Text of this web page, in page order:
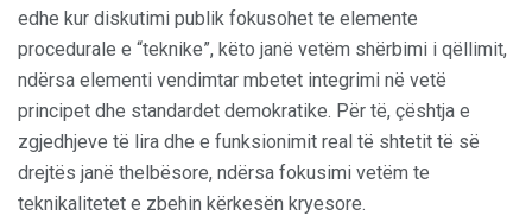
edhe kur diskutimi publik fokusohet te elemente
procedurale e “teknike”, këto janë vetëm shërbimi i qëllimit,
ndërsa elementi vendimtar mbetet integrimi në vetë
principet dhe standardet demokratike. Për të, çështja e
zgjedhjeve të lira dhe e funksionimit real të shtetit të së
drejtës janë thelbësore, ndërsa fokusimi vetëm te
teknikalitetet e zbehin kërkesën kryesore.